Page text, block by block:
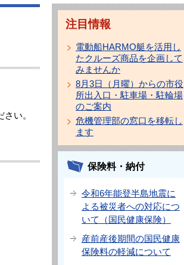
い。
注目情報
電動船HARMO艇を活用し
たクルーズ商品を企画して
みませんか
8月3日（月曜）からの市役
所出入口・駐車場・駐輪場
のご案内
危機管理部の窓口を移転し
ます
保険料・納付
令和6年能登半島地震に
よる被災者への対応につ
いて（国民健康保険）
産前産後期間の国民健康
保険料の軽減について